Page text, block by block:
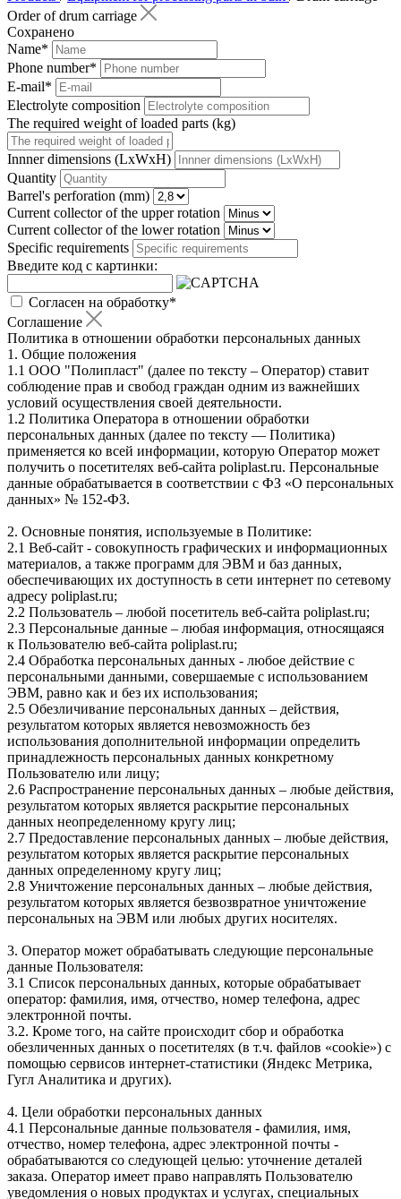
Order of drum carriage
Сохранено
Name*
Phone number*
E-mail*
Electrolyte composition
The required weight of loaded parts (kg)
Innner dimensions (LxWxH)
Quantity
Barrel's perforation (mm)
Current collector of the upper rotation
Current collector of the lower rotation
Specific requirements
Введите код с картинки:
Согласен на обработку*
Соглашение
Политика в отношении обработки персональных данных
1. Общие положения
1.1 ООО "Полипласт" (далее по тексту – Оператор) ставит
соблюдение прав и свобод граждан одним из важнейших
условий осуществления своей деятельности.
1.2 Политика Оператора в отношении обработки
персональных данных (далее по тексту — Политика)
применяется ко всей информации, которую Оператор может
получить о посетителях веб-сайта poliplast.ru. Персональные
данные обрабатывается в соответствии с ФЗ «О персональных
данных» № 152-ФЗ.
2. Основные понятия, используемые в Политике:
2.1 Веб-сайт - совокупность графических и информационных
материалов, а также программ для ЭВМ и баз данных,
обеспечивающих их доступность в сети интернет по сетевому
адресу poliplast.ru;
2.2 Пользователь – любой посетитель веб-сайта poliplast.ru;
2.3 Персональные данные – любая информация, относящаяся
к Пользователю веб-сайта poliplast.ru;
2.4 Обработка персональных данных - любое действие с
персональными данными, совершаемые с использованием
ЭВМ, равно как и без их использования;
2.5 Обезличивание персональных данных – действия,
результатом которых является невозможность без
использования дополнительной информации определить
принадлежность персональных данных конкретному
Пользователю или лицу;
2.6 Распространение персональных данных – любые действия,
результатом которых является раскрытие персональных
данных неопределенному кругу лиц;
2.7 Предоставление персональных данных – любые действия,
результатом которых является раскрытие персональных
данных определенному кругу лиц;
2.8 Уничтожение персональных данных – любые действия,
результатом которых является безвозвратное уничтожение
персональных на ЭВМ или любых других носителях.
3. Оператор может обрабатывать следующие персональные
данные Пользователя:
3.1 Список персональных данных, которые обрабатывает
оператор: фамилия, имя, отчество, номер телефона, адрес
электронной почты.
3.2. Кроме того, на сайте происходит сбор и обработка
обезличенных данных о посетителях (в т.ч. файлов «cookie») с
помощью сервисов интернет-статистики (Яндекс Метрика,
Гугл Аналитика и других).
4. Цели обработки персональных данных
4.1 Персональные данные пользователя - фамилия, имя,
отчество, номер телефона, адрес электронной почты -
обрабатываются со следующей целью: уточнение деталей
заказа. Оператор имеет право направлять Пользователю
уведомления о новых продуктах и услугах, специальных